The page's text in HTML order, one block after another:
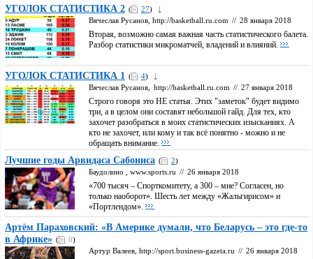
УГОЛОК СТАТИСТИКА 2 ( 27)
Вячеслав Русанов, http://basketball.ru.com // 28 января 2018
Вторая, возможно самая важная часть статистического балета.
Разбор статистики микроматчей, владений и влияний.
УГОЛОК СТАТИСТИКА 1 ( 4)
Вячеслав Русанов,
http://basketball.ru.com // 27 января 2018
Строго говоря это НЕ статья. Этих "заметок" будет видимо
три, а в целом они составят небольшой гайд. Для тех, кто
захочет разобраться в моих статистических изысканиях. А
кто не захочет, или кому и так всё понятно - можно и не
обращать внимание.
Лучшие годы Арвидаса Сабониса ( 2)
Баудолино , www.sports.ru // 26 января 2018
«700 тысяч – Спорткомитету, а 300 – мне? Согласен, но
только наоборот». Шесть лет между «Жальгирисом» и
«Портлендом».
Артём Параховский: «В Америке думали, что Беларусь – это где-то
в Африке» ( 0)
Артур Валеев, http://sport.business-gazeta.ru // 26 января 2018